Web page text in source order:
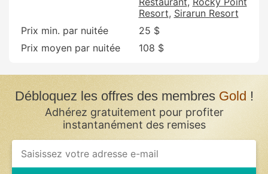
Resort Sirarun Resort
Prix min. par nuitée
25 $
Prix moyen par nuitée
108 $
Débloquez les offres des membres Gold !
Adhérez gratuitement pour profiter
instantanément des remises
If
you